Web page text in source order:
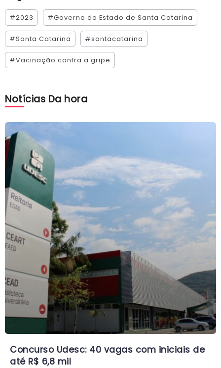
#2023 #Governo do Estado de Santa Catarina
#Santa Catarina #santacatarina
#Vacinação contra a gripe
Notícias Da hora
Concurso Udesc: 40 vagas com iniciais de
até R$ 6,8 mil